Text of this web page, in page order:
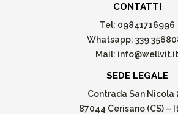
CONTATTI
Tel: 09841716996
Whatsapp: 339
Mail: info@wellvit.it
SEDE LEGALE
Contrada San Nicola
87044 Cerisano (CS) –